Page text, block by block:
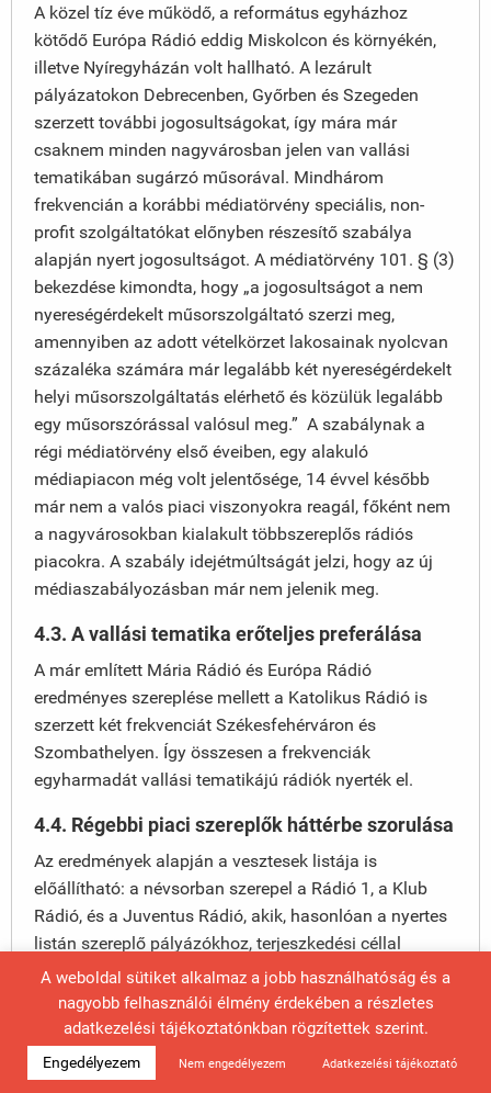
A közel tíz éve működő, a református egyházhoz
kötődő Európa Rádió eddig Miskolcon és környékén,
illetve Nyíregyházán volt hallható. A lezárult
pályázatokon Debrecenben, Győrben és Szegeden
szerzett további jogosultságokat, így mára már
csaknem minden nagyvárosban jelen van vallási
tematikában sugárzó műsorával. Mindhárom
frekvencián a korábbi médiatörvény speciális, non-
profit szolgáltatókat előnyben részesítő szabálya
alapján nyert jogosultságot. A médiatörvény 101. § (3)
bekezdése kimondta, hogy „a jogosultságot a nem
nyereségérdekelt műsorszolgáltató szerzi meg,
amennyiben az adott vételkörzet lakosainak nyolcvan
százaléka számára már legalább két nyereségérdekelt
helyi műsorszolgáltatás elérhető és közülük legalább
egy műsorszórással valósul meg.” A szabálynak a
régi médiatörvény első éveiben, egy alakuló
médiapiacon még volt jelentősége, 14 évvel később
már nem a valós piaci viszonyokra reagál, főként nem
a nagyvárosokban kialakult többszereplős rádiós
piacokra. A szabály idejétmúltságát jelzi, hogy az új
médiaszabályozásban már nem jelenik meg.
4.3. A vallási tematika erőteljes preferálása
A már említett Mária Rádió és Európa Rádió
eredményes szereplése mellett a Katolikus Rádió is
szerzett két frekvenciát Székesfehérváron és
Szombathelyen. Így összesen a frekvenciák
egyharmadát vallási tematikájú rádiók nyerték el.
4.4. Régebbi piaci szereplők háttérbe szorulása
Az eredmények alapján a vesztesek listája is
előállítható: a névsorban szerepel a Rádió 1, a Klub
Rádió, és a Juventus Rádió, akik, hasonlóan a nyertes
listán szereplő pályázókhoz, terjeszkedési céllal
pályáztak meg számos frekvenciát. Jellemzően nem
önálló jogosultságként, hanem hálózatos működéssel
adták be a pályázatot. Sok esetben a díjversenyben
maradtak alul, az új piaci szereplők magasabb
díjajánlatokat tettek, mint a régebben piacon működő
A weboldal sütiket alkalmaz a jobb használhatóság és a
nagyobb felhasználói élmény érdekében a részletes
adatkezelési tájékoztatónkban rögzítettek szerint.
Engedélyezem Nem engedélyezem Adatkezelési tájékoztató